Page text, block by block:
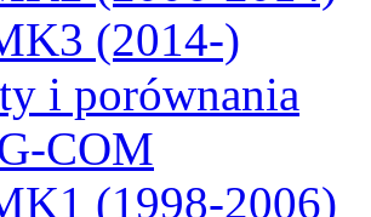
(2014-)
i porównania
COM
(1998-2006)